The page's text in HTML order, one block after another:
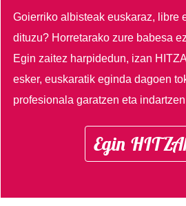
Goierriko albisteak euskaraz, libre
dituzu? Horretarako zure babesa
Egin zaitez harpidedun, izan
esker, euskaratik eginda dagoen
profesionala garatzen eta
Egin